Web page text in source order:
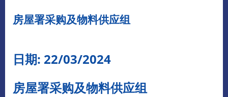
房屋署采购及物料供应组
日期: 22/03/2024
房屋署采购及物料供应组